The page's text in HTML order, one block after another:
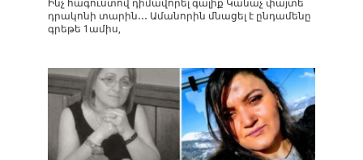
Ինչ հագուստով դիմավորել գալիք Կանաչ փայտե
դրակոնի տարին․․․ Ամանորին մնացել է ընդամենը
գրեթե 1ամիս,